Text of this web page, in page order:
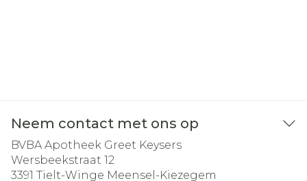
Neem contact met ons op
BVBA Apotheek Greet Keysers
Wersbeekstraat 12
3391 Tielt-Winge Meensel-Kiezegem